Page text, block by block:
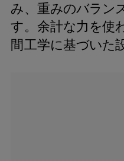
み、重みのバラン
す。余計な力を使
間工学に基づいた